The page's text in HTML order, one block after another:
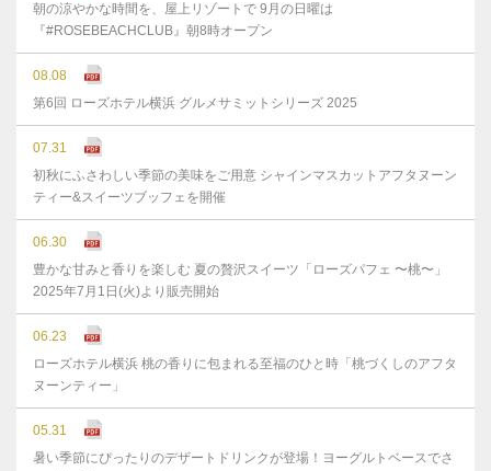
朝の涼やかな時間を、屋上リゾートで 9月の日曜は
『#ROSEBEACHCLUB』朝8時オープン
08.08
第6回 ローズホテル横浜 グルメサミットシリーズ 2025
07.31
初秋にふさわしい季節の美味をご用意 シャインマスカットアフタヌーン
ティー&スイーツブッフェを開催
06.30
豊かな⽢みと⾹りを楽しむ 夏の贅沢スイーツ「ローズパフェ 〜桃〜」
2025年7⽉1⽇(⽕)より販売開始
06.23
ローズホテル横浜 桃の香りに包まれる至福のひと時「桃づくしのアフタ
ヌーンティー」
05.31
暑い季節にぴったりのデザートドリンクが登場！ヨーグルトベースでさ